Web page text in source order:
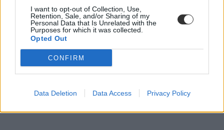
I want to opt-out of Collection, Use,
Retention, Sale, and/or Sharing of my
Personal Data that Is Unrelated with the
Purposes for which it was collected.
Opted Out
CONFIRM
Data Deletion Data Access Privacy Policy